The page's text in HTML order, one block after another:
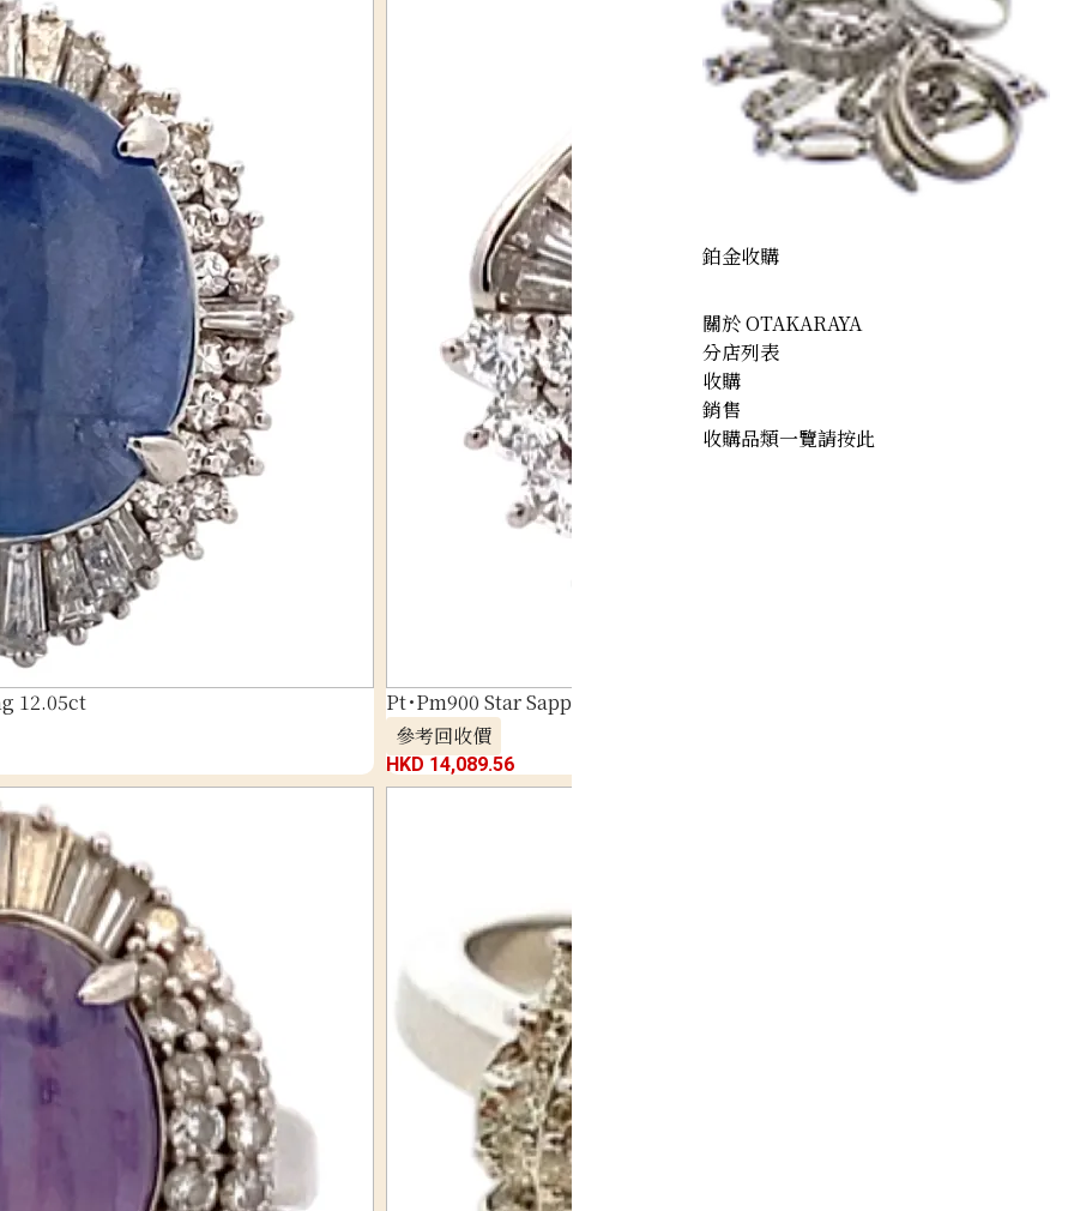
12.05ct
Pt･Pm900 Star Sapphire Diamond Ring 4.79ct
參考回收價
HKD 14,089.56
鉑金收購
關於 OTAKARAYA
分店列表
收購
銷售
收購品類一覽請按此